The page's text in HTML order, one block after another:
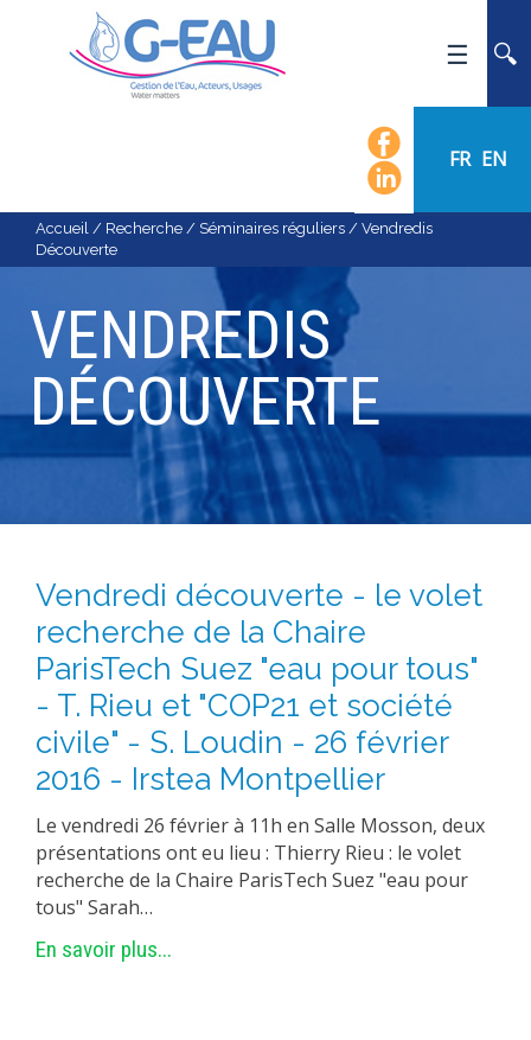
FR EN
ACTUALITÉS
AGENDA
CALENDRIER DES ÉVÈNEMENTS
ORGANIGRAMME
LISTE DU PERSONNEL
LES DOMAINES SCIENTIFIQUES
LES ÉQUIPES
RECRUTEMENT
RECHERCHE
IMPLANTATIONS GÉOGRAPHIQUES
PROJETS EN COURS
PROJETS TERMINÉS
NOS RÉSEAUX SCIENTIFIQUES ET TECHNIQUES
SÉMINAIRES RÉGULIERS
FORMATION
MASTER
INGÉNIEUR
FORMATION CONTINUE
FORMATION DOCTORALE
Accueil / Recherche / Séminaires réguliers / Vendredis
Découverte
VENDREDIS
DÉCOUVERTE
Vendredi découverte - le volet
recherche de la Chaire
ParisTech Suez "eau pour tous"
- T. Rieu et "COP21 et société
civile" - S. Loudin - 26 février
2016 - Irstea Montpellier
Le vendredi 26 février à 11h en Salle Mosson, deux
présentations ont eu lieu : Thierry Rieu : le volet
recherche de la Chaire ParisTech Suez "eau pour
tous" Sarah…
En savoir plus...